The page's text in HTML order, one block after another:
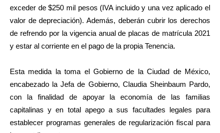
exceder de $250 mil pesos (IVA incluido y una vez aplicado el
valor de depreciación). Además, deberán cubrir los derechos
de refrendo por la vigencia anual de placas de matrícula 2021
y estar al corriente en el pago de la propia Tenencia.
Esta medida la toma el Gobierno de la Ciudad de México,
encabezado la Jefa de Gobierno, Claudia Sheinbaum Pardo,
con la finalidad de apoyar la economía de las familias
capitalinas y en total apego a sus facultades legales para
establecer programas generales de regularización fiscal para